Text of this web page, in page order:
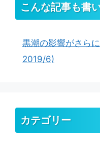
こんな記事も書
黒潮の影響がさら
2019/6)
カテゴリー